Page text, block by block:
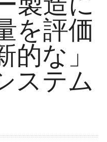
を評価
な」
ステム